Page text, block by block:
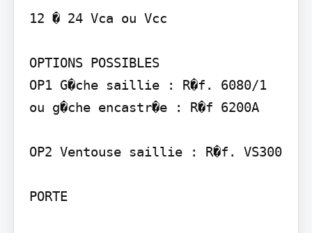
12 � 24 Vca ou Vcc
OPTIONS POSSIBLES
OP1 G�che saillie : R�f. 6080/1
ou g�che encastr�e : R�f 6200A
OP2 Ventouse saillie : R�f. VS300
PORTE